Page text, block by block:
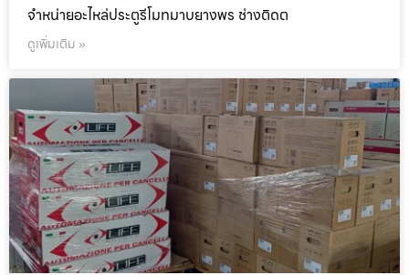
จำหน่ายอะไหล่ประตูรีโมทมาบยางพร ช่างติดต
ดูเพิ่มเติม »